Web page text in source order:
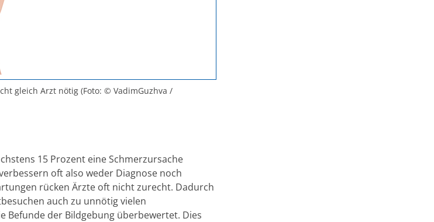
gleich Arzt nötig (Foto: © VadimGuzhva /
15 Prozent eine Schmerzursache
oft also weder Diagnose noch
rücken Ärzte oft nicht zurecht. Dadurch
auch zu unnötig vielen
Befunde der Bildgebung überbewertet. Dies